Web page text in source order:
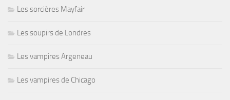
Les sorcières Mayfair
Les soupirs de Londres
Les vampires Argeneau
Les vampires de Chicago